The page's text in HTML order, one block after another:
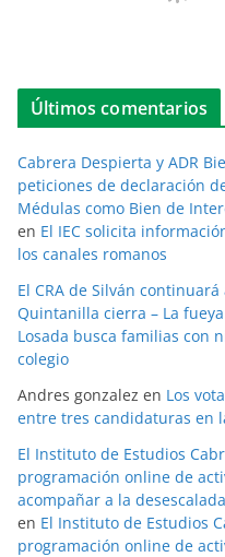
Últimos comentarios
Cabrera Despierta y ADR
peticiones de declaración
Médulas como Bien de
en El IEC solicita
los canales romanos
El CRA de Silván
Quintanilla cierra – La
Losada busca familias con
colegio
Andres gonzalez en Los
entre tres candidaturas en
El Instituto de Estudios
programación online de
acompañar a la
en El Instituto de Estudios
programación online de